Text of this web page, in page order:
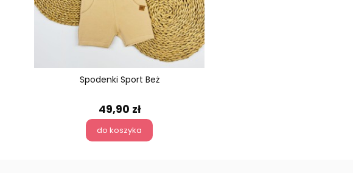
Spodenki Sport Beż
49,90 zł
do koszyka